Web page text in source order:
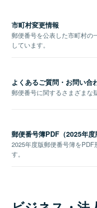
市町村変更情報
郵便番号を公表した市町村の
しています。
よくあるご質問・お問い合
郵便番号に関するさまざまな
郵便番号簿PDF（2025年度
2025年度版郵便番号簿をPDF
す。